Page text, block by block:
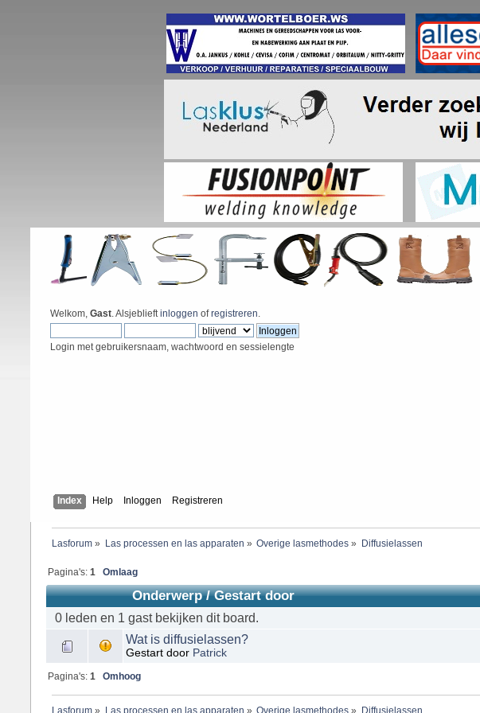
Welkom, Gast. Alsjeblieftinloggen ofregistreren.
Login met gebruikersnaam, wachtwoord en sessielengte
Index Help Inloggen Registreren
Lasforum» Las processen en las apparaten » Overige lasmethodes » Diffusielassen
Pagina's:1 Omlaag
Onderwerp/Gestart door
0 leden en 1 gast bekijken dit board.
Wat is diffusielassen?
Gestart door Patrick
Pagina's:1 Omhoog
Lasforum» Las processen en las apparaten » Overige lasmethodes » Diffusielassen